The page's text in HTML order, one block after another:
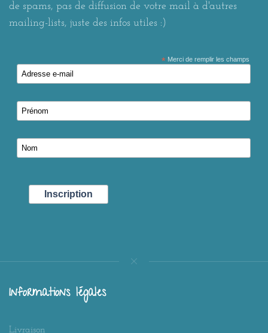
de spams, pas de diffusion de votre mail à d'autres
mailing-lists, juste des infos utiles :)
*Merci de remplir les champs
Informations légales
Livraison